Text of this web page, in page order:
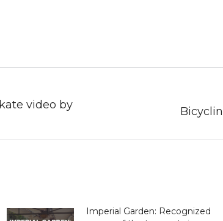
video by
Imperial Garden: Recognized